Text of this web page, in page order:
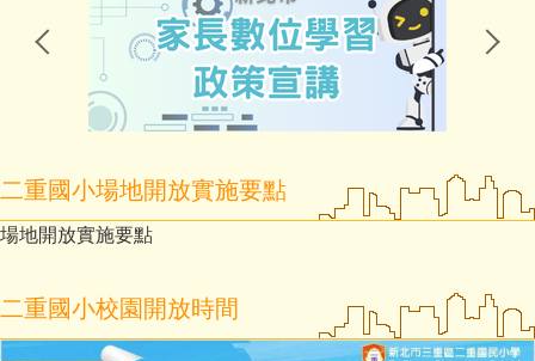
二重國小場地開放實施要點
場地開放實施要點
二重國小校園開放時間